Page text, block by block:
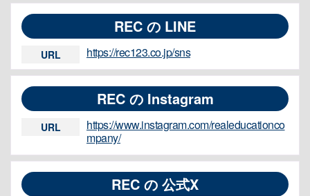
REC の LINE
URL https://rec123.co.jp/sns
REC の Instagram
URL
https://www.instagram.com/realeducationco
mpany/
REC の 公式X